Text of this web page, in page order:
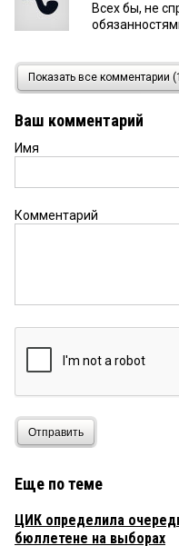
Всех бы, не
Олег Лизгунов
Мэры Омска.
разные. И по
них у омичей.
Жалко
думается),
игру», что
ВОЗДУХА.
А мне мэр
Валерию
гонят
Показать все комментарии
Ваш комментарий
Имя
Комментарий
Отправить
Еще по теме
ЦИК определила
бюллетене на выборах